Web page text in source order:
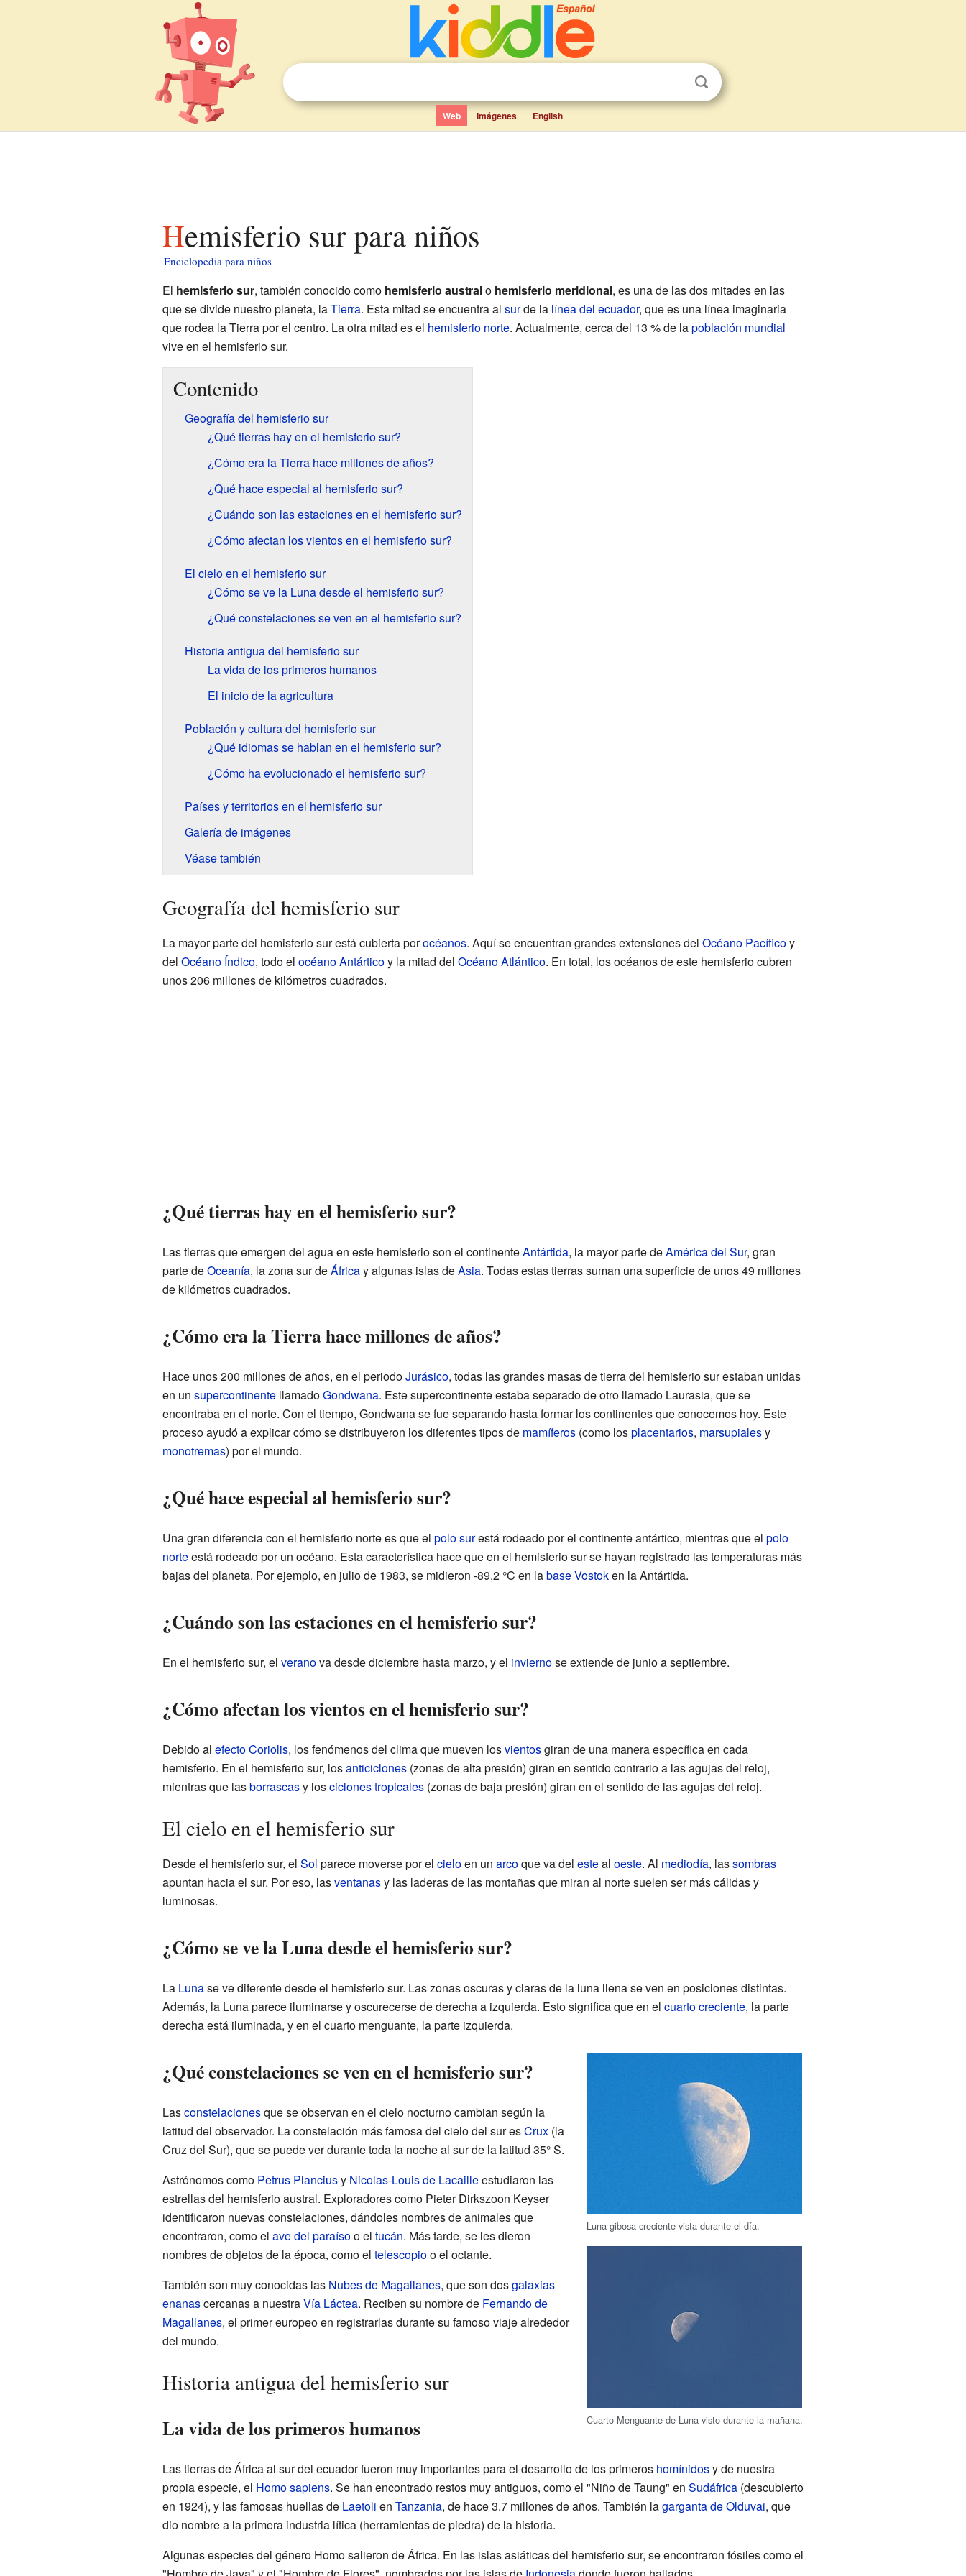
Web Imágenes English
Hemisferio sur para niños
Enciclopedia para niños
El hemisferio sur, también conocido como hemisferio australo hemisferio meridional, es una de las dos mitades en las
que se divide nuestro planeta, laTierra. Esta mitad se encuentra al surde la línea del ecuador, que es una línea imaginaria
que rodea la Tierra por el centro. La otra mitad es el hemisferio norte. Actualmente, cerca del 13 % de lapoblación mundial
vive en el hemisferio sur.
Contenido
Geografía del hemisferio sur
¿Qué tierras hay en el hemisferio sur?
¿Cómo era la Tierra hace millones de años?
¿Qué hace especial al hemisferio sur?
¿Cuándo son las estaciones en el hemisferio sur?
¿Cómo afectan los vientos en el hemisferio sur?
El cielo en el hemisferio sur
¿Cómo se ve la Luna desde el hemisferio sur?
¿Qué constelaciones se ven en el hemisferio sur?
Historia antigua del hemisferio sur
La vida de los primeros humanos
El inicio de la agricultura
Población y cultura del hemisferio sur
¿Qué idiomas se hablan en el hemisferio sur?
¿Cómo ha evolucionado el hemisferio sur?
Países y territorios en el hemisferio sur
Galería de imágenes
Véase también
Geografía del hemisferio sur
La mayor parte del hemisferio sur está cubierta porocéanos. Aquí se encuentran grandes extensiones del Océano Pacíficoy
del Océano Índico, todo el océano Antárticoy la mitad del Océano Atlántico. En total, los océanos de este hemisferio cubren
unos 206 millones de kilómetros cuadrados.
¿Qué tierras hay en el hemisferio sur?
Las tierras que emergen del agua en este hemisferio son el continenteAntártida, la mayor parte deAmérica del Sur, gran
parte deOceanía, la zona sur deÁfricay algunas islas deAsia. Todas estas tierras suman una superficie de unos 49 millones
de kilómetros cuadrados.
¿Cómo era la Tierra hace millones de años?
Hace unos 200 millones de años, en el periodoJurásico, todas las grandes masas de tierra del hemisferio sur estaban unidas
en un supercontinentellamadoGondwana. Este supercontinente estaba separado de otro llamado Laurasia, que se
encontraba en el norte. Con el tiempo, Gondwana se fue separando hasta formar los continentes que conocemos hoy. Este
proceso ayudó a explicar cómo se distribuyeron los diferentes tipos de mamíferos(como losplacentarios, marsupialesy
monotremas) por el mundo.
¿Qué hace especial al hemisferio sur?
Una gran diferencia con el hemisferio norte es que el polo surestá rodeado por el continente antártico, mientras que el polo
norteestá rodeado por un océano. Esta característica hace que en el hemisferio sur se hayan registrado las temperaturas más
bajas del planeta. Por ejemplo, en julio de 1983, se midieron -89,2 °C en labase Vostoken la Antártida.
¿Cuándo son las estaciones en el hemisferio sur?
En el hemisferio sur, el veranova desde diciembre hasta marzo, y el inviernose extiende de junio a septiembre.
¿Cómo afectan los vientos en el hemisferio sur?
Debido al efecto Coriolis, los fenómenos del clima que mueven losvientosgiran de una manera específica en cada
hemisferio. En el hemisferio sur, losanticiclones(zonas de alta presión) giran en sentido contrario a las agujas del reloj,
mientras que lasborrascasy losciclones tropicales(zonas de baja presión) giran en el sentido de las agujas del reloj.
El cielo en el hemisferio sur
Desde el hemisferio sur, el Sol parece moverse por el cieloen un arcoque va del esteal oeste. Al mediodía, lassombras
apuntan hacia el sur. Por eso, lasventanasy las laderas de las montañas que miran al norte suelen ser más cálidas y
luminosas.
¿Cómo se ve la Luna desde el hemisferio sur?
La Lunase ve diferente desde el hemisferio sur. Las zonas oscuras y claras de la luna llena se ven en posiciones distintas.
Además, la Luna parece iluminarse y oscurecerse de derecha a izquierda. Esto significa que en el cuarto creciente, la parte
derecha está iluminada, y en el cuarto menguante, la parte izquierda.
Luna gibosa creciente vista durante el día.
Cuarto Menguante de Luna visto durante la mañana.
¿Qué constelaciones se ven en el hemisferio sur?
Lasconstelacionesque se observan en el cielo nocturno cambian según la
latitud del observador. La constelación más famosa del cielo del sur esCrux(la
Cruz del Sur), que se puede ver durante toda la noche al sur de la latitud 35° S.
Astrónomos como Petrus Planciusy Nicolas-Louis de Lacailleestudiaron las
estrellas del hemisferio austral. Exploradores como Pieter Dirkszoon Keyser
identificaron nuevas constelaciones, dándoles nombres de animales que
encontraron, como el ave del paraísoo el tucán. Más tarde, se les dieron
nombres de objetos de la época, como el telescopioo el octante.
También son muy conocidas las Nubes de Magallanes, que son dosgalaxias
enanascercanas a nuestraVía Láctea. Reciben su nombre de Fernando de
Magallanes, el primer europeo en registrarlas durante su famoso viaje alrededor
del mundo.
Historia antigua del hemisferio sur
La vida de los primeros humanos
Las tierras de África al sur del ecuador fueron muy importantes para el desarrollo de los primeros homínidosy de nuestra
propia especie, el Homo sapiens. Se han encontrado restos muy antiguos, como el "Niño de Taung" en Sudáfrica(descubierto
en 1924), y las famosas huellas de Laetoli en Tanzania, de hace 3.7 millones de años. También lagarganta de Olduvai, que
dio nombre a la primera industria lítica (herramientas de piedra) de la historia.
Algunas especies del género Homo salieron de África. En las islas asiáticas del hemisferio sur, se encontraron fósiles como el